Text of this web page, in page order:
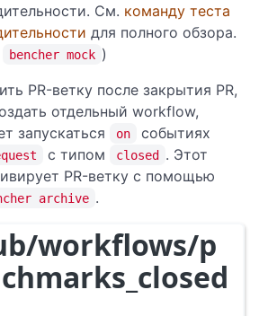
См. команду теста
для полного обзора.
bencher mock )
PR-ветку после закрытия PR,
отдельный workflow,
запускаться
on
событиях
с типом closed
. Этот
PR-ветку с помощью
archive .
workflows/p